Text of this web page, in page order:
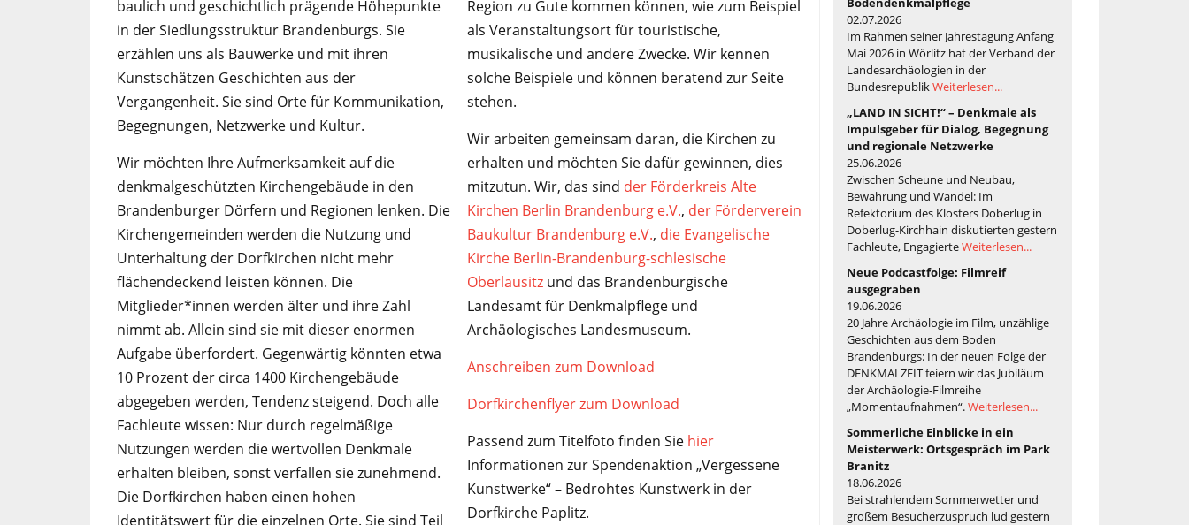
baulich und geschichtlich prägende Höhepunkte
in der Siedlungsstruktur Brandenburgs. Sie
erzählen uns als Bauwerke und mit ihren
Kunstschätzen Geschichten aus der
Vergangenheit. Sie sind Orte für Kommunikation,
Begegnungen, Netzwerke und Kultur.
Wir möchten Ihre Aufmerksamkeit auf die
denkmalgeschützten Kirchengebäude in den
Brandenburger Dörfern und Regionen lenken. Die
Kirchengemeinden werden die Nutzung und
Unterhaltung der Dorfkirchen nicht mehr
flächendeckend leisten können. Die
Mitglieder*innen werden älter und ihre Zahl
nimmt ab. Allein sind sie mit dieser enormen
Aufgabe überfordert. Gegenwärtig könnten etwa
10 Prozent der circa 1400 Kirchengebäude
abgegeben werden, Tendenz steigend. Doch alle
Fachleute wissen: Nur durch regelmäßige
Nutzungen werden die wertvollen Denkmale
erhalten bleiben, sonst verfallen sie zunehmend.
Die Dorfkirchen haben einen hohen
Identitätswert für die einzelnen Orte. Sie sind Teil
Region zu Gute kommen können, wie zum Beispiel
als Veranstaltungsort für touristische,
musikalische und andere Zwecke. Wir kennen
solche Beispiele und können beratend zur Seite
stehen.
Wir arbeiten gemeinsam daran, die Kirchen zu
erhalten und möchten Sie dafür gewinnen, dies
mitzutun. Wir, das sind der Förderkreis Alte
Kirchen Berlin Brandenburg e.V., der Förderverein
Baukultur Brandenburg e.V., die Evangelische
Kirche Berlin-Brandenburg-schlesische
Oberlausitzund das Brandenburgische
Landesamt für Denkmalpflege und
Archäologisches Landesmuseum.
Anschreiben zum Download
Dorfkirchenflyer zum Download
Passend zum Titelfoto finden Sie hier
Informationen zur Spendenaktion „Vergessene
Kunstwerke“ – Bedrohtes Kunstwerk in der
Dorfkirche Paplitz.
02.07.2026
Im Rahmen seiner Jahrestagung Anfang
Mai 2026 in Wörlitz hat der Verband der
Landesarchäologien in der
BundesrepublikWeiterlesen...
„LAND IN SICHT!“ – Denkmale als
Impulsgeber für Dialog, Begegnung
und regionale Netzwerke
25.06.2026
Zwischen Scheune und Neubau,
Bewahrung und Wandel: Im
Refektorium des Klosters Doberlug in
Doberlug-Kirchhain diskutierten gestern
Fachleute, EngagierteWeiterlesen...
Neue Podcastfolge: Filmreif
ausgegraben
19.06.2026
20 Jahre Archäologie im Film, unzählige
Geschichten aus dem Boden
Brandenburgs: In der neuen Folge der
DENKMALZEIT feiern wir das Jubiläum
der Archäologie-Filmreihe
„Momentaufnahmen“.Weiterlesen...
Sommerliche Einblicke in ein
Meisterwerk: Ortsgespräch im Park
Branitz
18.06.2026
Bei strahlendem Sommerwetter und
großem Besucherzuspruch lud gestern